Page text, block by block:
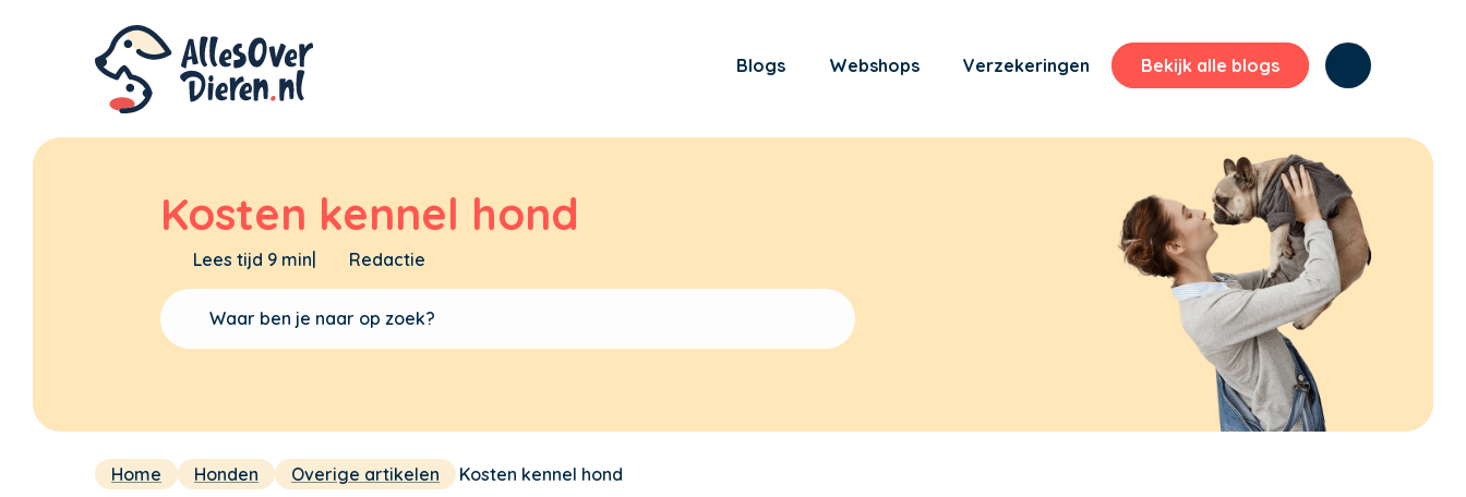
Blogs Webshops Verzekeringen Bekijk alle blogs
Kosten kennel hond
Lees tijd 9 min| Redactie
Home Honden Overige artikelen Kosten kennel hond